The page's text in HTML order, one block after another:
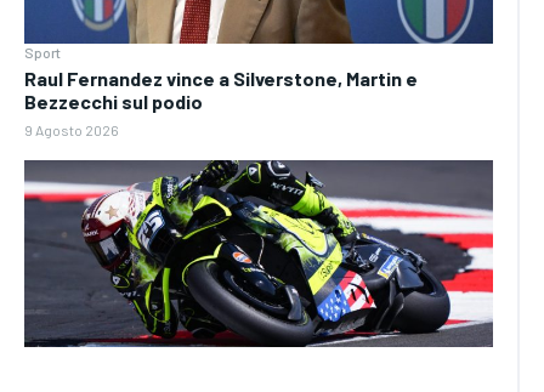
Sport
Raul Fernandez vince a Silverstone, Martin e
Bezzecchi sul podio
9 Agosto 2026